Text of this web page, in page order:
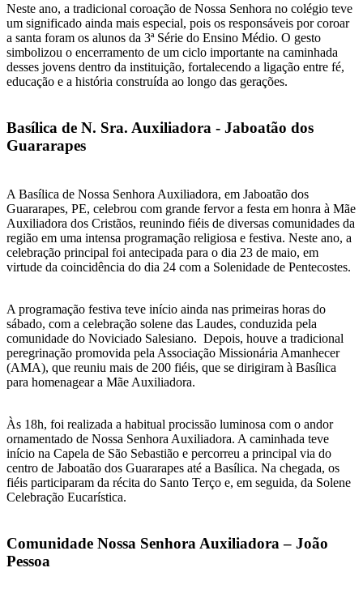
Neste ano, a tradicional coroação de Nossa Senhora no colégio teve
um significado ainda mais especial, pois os responsáveis por coroar
a santa foram os alunos da 3ª Série do Ensino Médio. O gesto
simbolizou o encerramento de um ciclo importante na caminhada
desses jovens dentro da instituição, fortalecendo a ligação entre fé,
educação e a história construída ao longo das gerações.
Basílica de N. Sra. Auxiliadora - Jaboatão dos
Guararapes
A Basílica de Nossa Senhora Auxiliadora, em Jaboatão dos
Guararapes, PE, celebrou com grande fervor a festa em honra à Mãe
Auxiliadora dos Cristãos, reunindo fiéis de diversas comunidades da
região em uma intensa programação religiosa e festiva. Neste ano, a
celebração principal foi antecipada para o dia 23 de maio, em
virtude da coincidência do dia 24 com a Solenidade de Pentecostes.
A programação festiva teve início ainda nas primeiras horas do
sábado, com a celebração solene das Laudes, conduzida pela
comunidade do Noviciado Salesiano. Depois, houve a tradicional
peregrinação promovida pela Associação Missionária Amanhecer
(AMA), que reuniu mais de 200 fiéis, que se dirigiram à Basílica
para homenagear a Mãe Auxiliadora.
Às 18h, foi realizada a habitual procissão luminosa com o andor
ornamentado de Nossa Senhora Auxiliadora. A caminhada teve
início na Capela de São Sebastião e percorreu a principal via do
centro de Jaboatão dos Guararapes até a Basílica. Na chegada, os
fiéis participaram da récita do Santo Terço e, em seguida, da Solene
Celebração Eucarística.
Comunidade Nossa Senhora Auxiliadora – João
Pessoa